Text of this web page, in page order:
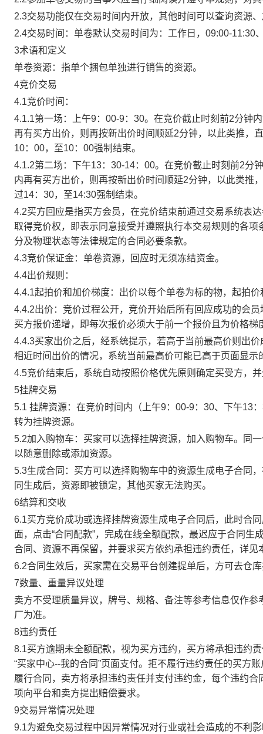
2.3交易功能仅在交易时间内开放，其他时间可以查询资源
2.4交易时间：单卷默认交易时间为：工作日，09:00-11:30
3术语和定义
单卷资源：指单个捆包单独进行销售的资源。
4竞价交易
4.1竞价时间：
4.1.1第一场：上午9：00-9：30。在竞价截止时刻前2分钟
再有买方出价，则再按新出价时间顺延2分钟，以此类推，
10：00，至10：00强制结束。
4.1.2第二场：下午13：30-14：00。在竞价截止时刻前2分
内再有买方出价，则再按新出价时间顺延2分钟，以此类推
过14：30，至14:30强制结束。
4.2买方回应是指买方会员，在竞价结束前通过交易系统表
取得竞价权，即表示同意接受并遵照执行本交易规则的各
分及物理状态等法律规定的合同必要条款。
4.3竞价保证金：单卷资源，回应时无须冻结资金。
4.4出价规则：
4.4.1起拍价和加价梯度：出价以每个单卷为标的物，起拍
4.4.2出价：竞价过程公开，竞价开始后所有回应成功的会
买方报价递增，即每次报价必须大于前一个报价且为价格
4.4.3买家出价之后，经系统提示，若高于当前最高价则出
相近时间出价的情况，系统当前最高价可能已高于页面显示
4.5竞价结束后，系统自动按照价格优先原则确定买受方，
5挂牌交易
5.1 挂牌资源：在竞价时间内（上午9：00-9：30、下午13
转为挂牌资源。
5.2加入购物车：买家可以选择挂牌资源，加入购物车。同
以随意删除或添加资源。
5.3生成合同：买方可以选择购物车中的资源生成电子合同
同生成后，资源即被锁定，其他买家无法购买。
6结算和交收
6.1买方竞价成功或选择挂牌资源生成电子合同后，此时合
面，点击“合同配款”，完成在线全额配款，最迟应于合同
合同、资源不再保留，并要求买方依约承担违约责任，详见
6.2合同生效后，买家需在交易平台创建提单后，方可去仓
7数量、重量异议处理
卖方不受理质量异议，牌号、规格、备注等参考信息仅作
厂为准。
8违约责任
8.1买方逾期未全额配款，视为买方违约，买方将承担违约
“买家中心--我的合同”页面支付。拒不履行违约责任的买方
履行合同，卖方将承担违约责任并支付违约金，每个违约
项向平台和卖方提出赔偿要求。
9交易异常情况处理
9.1为避免交易过程中因异常情况对行业或社会造成的不利